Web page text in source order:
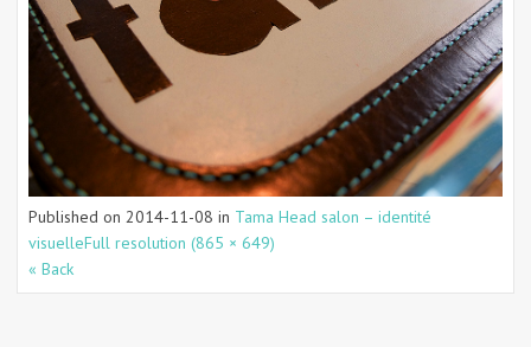
Published on 2014-11-08 in Tama Head salon – identité
visuelleFull resolution (865 × 649)
« Back